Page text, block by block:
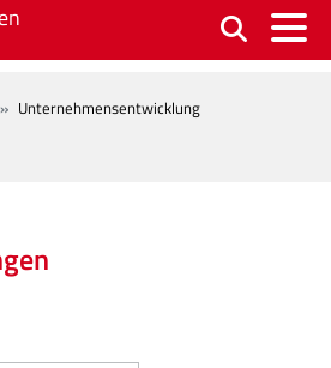
Unternehmensentwicklung